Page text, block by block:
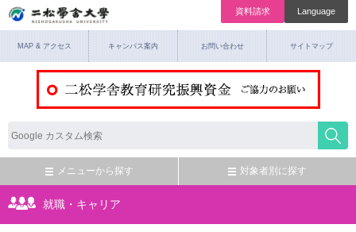
資料請求 Language
MAP & アクセス キャンパス案内 お問い合わせ サイトマップ
メニューから探す 対象者別に探す
就職・キャリア